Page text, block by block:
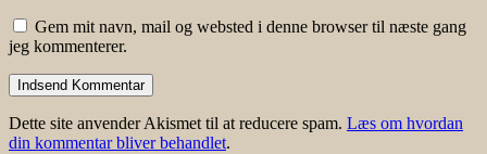
Gem mit navn, mail og websted i denne browser til næste gang
jeg kommenterer.
Dette site anvender Akismet til at reducere spam. Læs om hvordan
din kommentar bliver behandlet.